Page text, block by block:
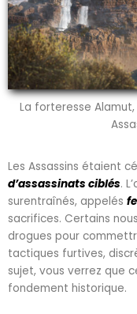
La forteresse
Les Assassins étaient
d’assassinats ciblés.
surentraînés, appelés
sacrifices. Certains
drogues pour
tactiques furtives,
sujet, vous verrez que
fondement historique.